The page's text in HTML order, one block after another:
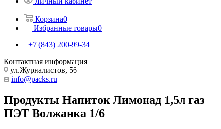
Корзина0
Избранные товары0
+7 (843) 200-99-34
Контактная информация
ул.Журналистов, 56
info@packs.ru
Продукты Напиток Лимонад 1,5л газ
ПЭТ Волжанка 1/6